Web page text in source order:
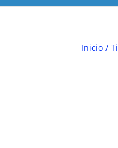
Inicio /